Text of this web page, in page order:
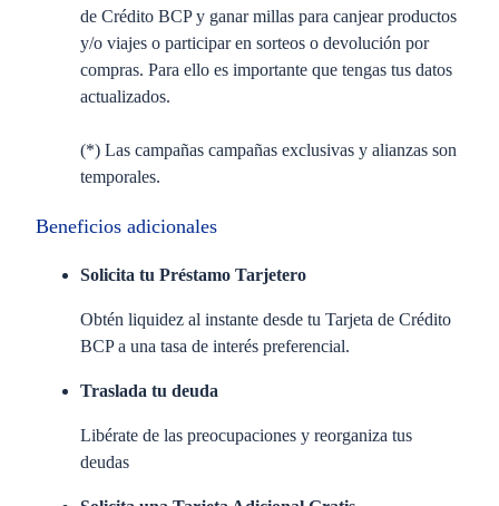
de Crédito BCP y ganar millas para canjear productos
y/o viajes o participar en sorteos o devolución por
compras. Para ello es importante que tengas tus datos
actualizados.
(*) Las campañas campañas exclusivas y alianzas son
temporales.
Beneficios adicionales
Solicita tu Préstamo Tarjetero
Obtén liquidez al instante desde tu Tarjeta de Crédito
BCP a una tasa de interés preferencial.
Traslada tu deuda
Libérate de las preocupaciones y reorganiza tus
deudas